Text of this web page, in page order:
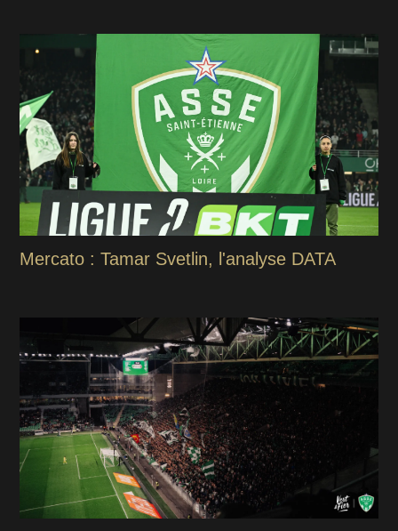
Mercato : Tamar Svetlin, l'analyse DATA